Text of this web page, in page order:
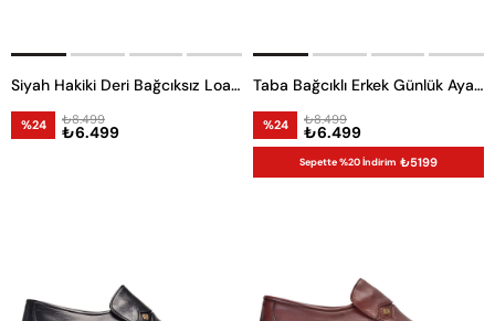
Siyah Hakiki Deri Bağcıksız Loafer Erkek Günlük Ayakkabı
%24 ₺6.499
₺8.499
Taba Bağcıklı Erkek Günlük Ayakkabı
%24 ₺6.499
₺8.499
Sepette %20 İndirim ₺5199